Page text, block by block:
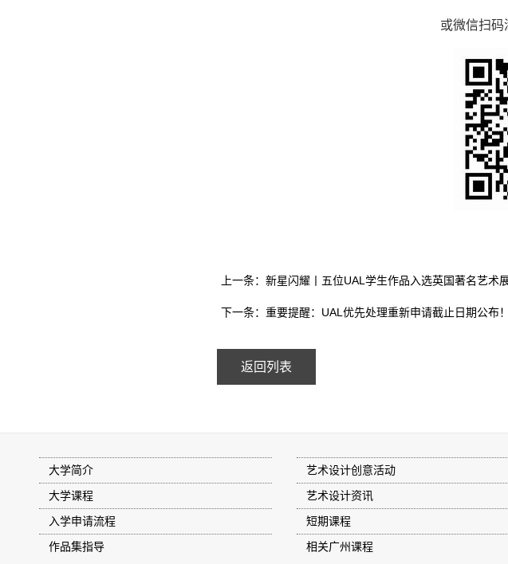
或微信扫码
上一条：新星闪耀丨五位UAL学生作品入选英国著名艺术
下一条：重要提醒：UAL优先处理重新申请截止日期公布！
返回列表
大学简介
大学课程
入学申请流程
作品集指导
艺术设计创意活动
艺术设计资讯
短期课程
相关广州课程